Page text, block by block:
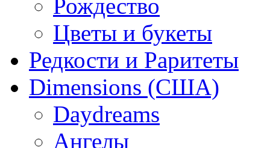
Рождество
Цветы и букеты
Редкости и Раритеты
Dimensions (США)
Daydreams
Ангелы